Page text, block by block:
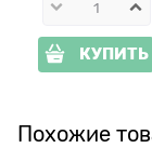
КУПИТЬ
Похожие